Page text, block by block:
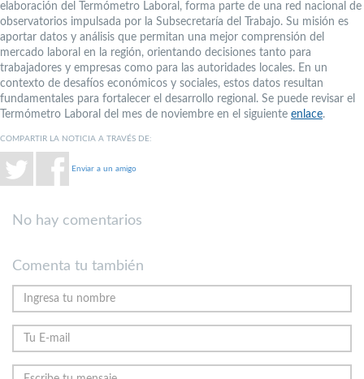
elaboración del Termómetro Laboral, forma parte de una red nacional de
observatorios impulsada por la Subsecretaría del Trabajo. Su misión es
aportar datos y análisis que permitan una mejor comprensión del
mercado laboral en la región, orientando decisiones tanto para
trabajadores y empresas como para las autoridades locales. En un
contexto de desafíos económicos y sociales, estos datos resultan
fundamentales para fortalecer el desarrollo regional. Se puede revisar el
Termómetro Laboral del mes de noviembre en el siguiente enlace.
COMPARTIR LA NOTICIA A TRAVÉS DE:
Enviar a un amigo
No hay comentarios
Comenta tu también